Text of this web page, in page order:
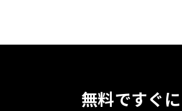
無料ですぐに